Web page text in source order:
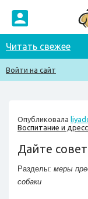
Читать свежее
Войти на сайт
Опубликовала
Воспитание и
Дайте
Разделы: меры
собаки